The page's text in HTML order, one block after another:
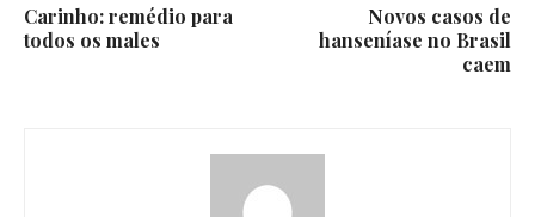
Carinho: remédio para
todos os males
Novos casos de
hanseníase no Brasil
caem